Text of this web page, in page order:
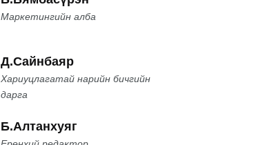
Маркетингийн алба
Д.Сайнбаяр
Хариуцлагатай нарийн бичгийн
дарга
Б.Алтанхуяг